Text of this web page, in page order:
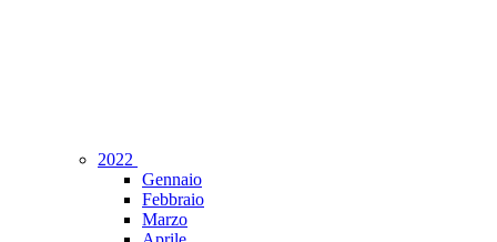
2022
Gennaio
Febbraio
Marzo